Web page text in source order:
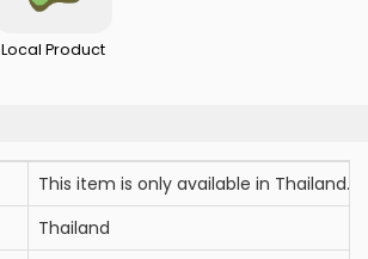
Local Product
This item is only available in Thailand.
Thailand